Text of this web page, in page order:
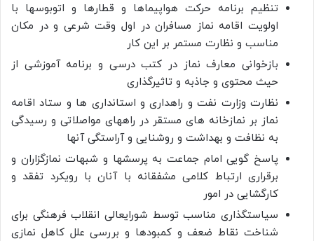
تنظیم برنامه حرکت هواپیماها و قطارها و اتوبوسها با
اولویت اقامه نماز مسافران در اول وقت شرعی و در مکان
مناسب و نظارت مستمر بر این کار
بازخوانی معارف نماز در کتب درسی و برنامه آموزشی از
حیث محتوی و جاذبه و تاثیرگذاری
نظارت وزارت نفت و راهداری و استانداری ها و ستاد اقامه
نماز بر نمازخانه های مستقر در راههای مواصلاتی و رسیدگی
به نظافت و بهداشت و روشنایی و آراستگی آنها
پاسخ گویی امام جماعت به پرسشها و شبهات نمازگزاران و
برقراری ارتباط کلامی مشفقانه با آنان با رویکرد تفقد و
کارگشایی در امور
سیاستگذاری مناسب توسط شورایعالی انقلاب فرهنگی برای
شناخت نقاط ضعف و کمبودها و بررسی علل کاهل نمازی